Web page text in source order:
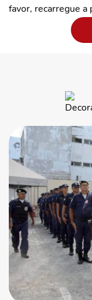
favor, recarregue a